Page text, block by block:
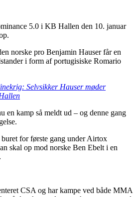
5.0 i KB Hallen den 10. januar
norske pro Benjamin Hauser får en
i form af portugisiske Romario
Selvsikker Hauser møder
en kamp så meldt ud – og denne gang
for første gang under Airtox
skal op mod norske Ben Ebelt i en
CSA og har kampe ved både MMA